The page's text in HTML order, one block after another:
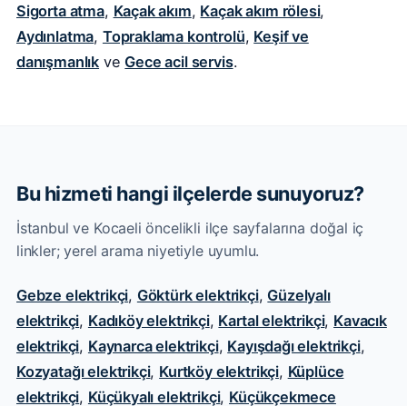
Sigorta atma, Kaçak akım, Kaçak akım rölesi,
Aydınlatma, Topraklama kontrolü, Keşif ve
danışmanlık ve Gece acil servis.
Bu hizmeti hangi ilçelerde sunuyoruz?
İstanbul ve Kocaeli öncelikli ilçe sayfalarına doğal iç
linkler; yerel arama niyetiyle uyumlu.
Gebze elektrikçi, Göktürk elektrikçi, Güzelyalı
elektrikçi, Kadıköy elektrikçi, Kartal elektrikçi, Kavacık
elektrikçi, Kaynarca elektrikçi, Kayışdağı elektrikçi,
Kozyatağı elektrikçi, Kurtköy elektrikçi, Küplüce
elektrikçi, Küçükyalı elektrikçi, Küçükçekmece